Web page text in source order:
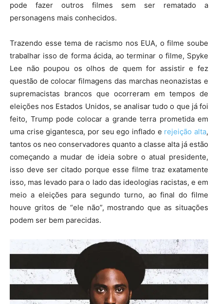
pode fazer outros filmes sem ser rematado a
personagens mais conhecidos.
Trazendo esse tema de racismo nos EUA, o filme soube
trabalhar isso de forma ácida, ao terminar o filme, Spyke
Lee não poupou os olhos de quem for assistir e fez
questão de colocar filmagens das marchas neonazistas e
supremacistas brancos que ocorreram em tempos de
eleições nos Estados Unidos, se analisar tudo o que já foi
feito, Trump pode colocar a grande terra prometida em
uma crise gigantesca, por seu ego inflado e rejeição alta,
tantos os neo conservadores quanto a classe alta já estão
começando a mudar de ideia sobre o atual presidente,
isso deve ser citado porque esse filme traz exatamente
isso, mas levado para o lado das ideologias racistas, e em
meio a eleições para segundo turno, ao final do filme
houve gritos de “ele não”, mostrando que as situações
podem ser bem parecidas.